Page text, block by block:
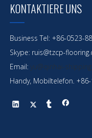
KONTAKTIERE UNS
Business Tel: +86-0523-
Skype: ruis@tzcp-
Email: yu@qinhai-
Handy, Mobiltelefon.